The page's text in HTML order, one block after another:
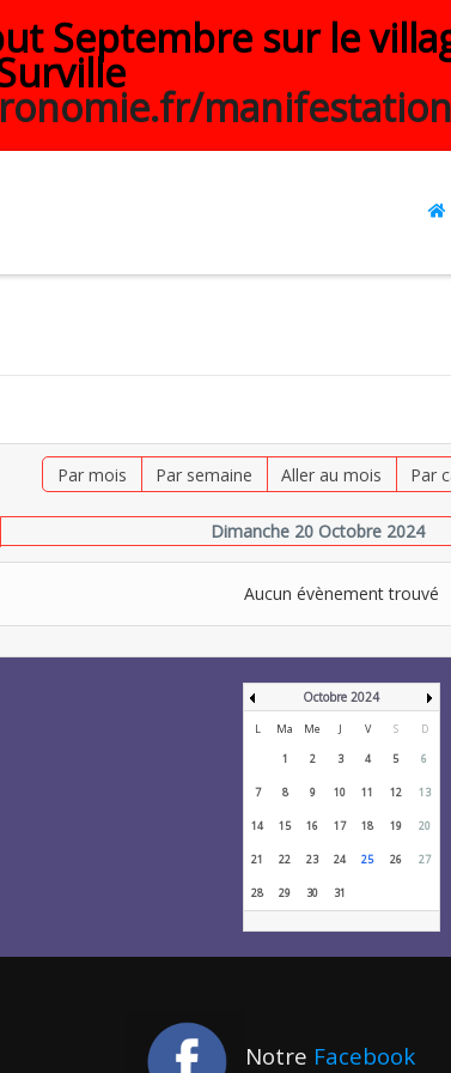
Septembre sur le
Par mois Par semaine Aller au mois Par
Dimanche 20 Octobre 2024
Aucun évènement trouvé
Octobre 2024
L Ma Me J V S
D
1
2 3 4 5 6
7 8 9 10 11 12 13
14 15 16 17 18 19 20
21 22 23 24 25 26 27
28 29 30 31
Notre Facebook